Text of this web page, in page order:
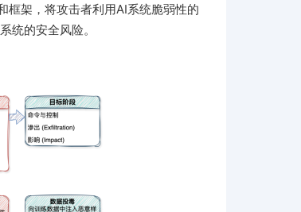
框架，将攻击者利用AI系统脆弱性的
统的安全风险。